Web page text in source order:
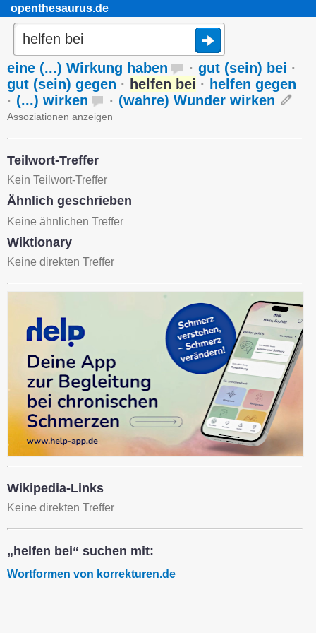
openthesaurus.de
eine (...) Wirkung haben · gut (sein) bei ·
gut (sein) gegen · helfen bei · helfen gegen
· (...) wirken · (wahre) Wunder wirken
Assoziationen anzeigen
Teilwort-Treffer
Kein Teilwort-Treffer
Ähnlich geschrieben
Keine ähnlichen Treffer
Wiktionary
Keine direkten Treffer
Wikipedia-Links
Keine direkten Treffer
„helfen bei“ suchen mit:
Wortformen von korrekturen.de